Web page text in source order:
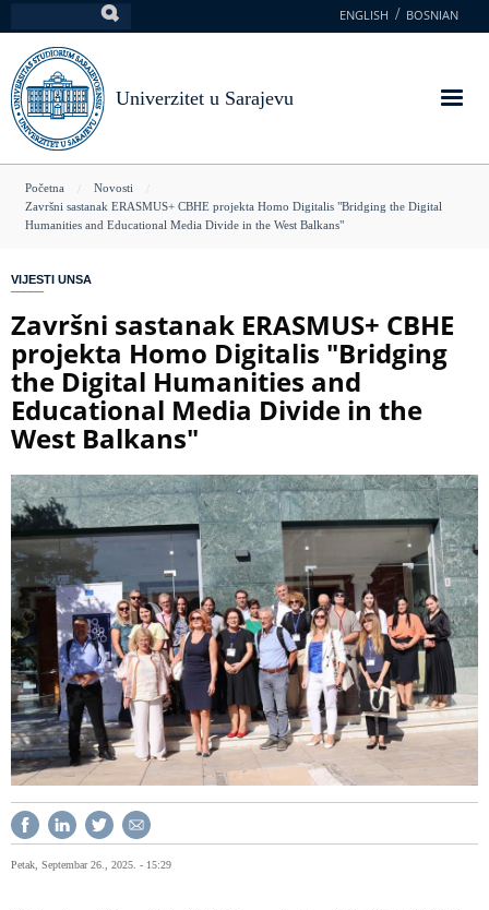
na
glavni
sadržaj
ENGLISH BOSNIAN
Univerzitet u Sarajevu
You
are
Početna
Novosti
Završni sastanak ERASMUS+ CBHE projekta Homo Digitalis "Bridging the Digital
Humanities and Educational Media Divide in the West Balkans"
VIJESTI UNSA
Završni sastanak ERASMUS+ CBHE
projekta Homo Digitalis "Bridging
the Digital Humanities and
Educational Media Divide in the
West Balkans"
Petak, Septembar 26., 2025. - 15:29